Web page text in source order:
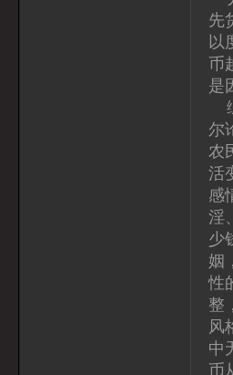
先
以
币
是
尔
农
活
感
淫
少
姻
性
整
风
中
币